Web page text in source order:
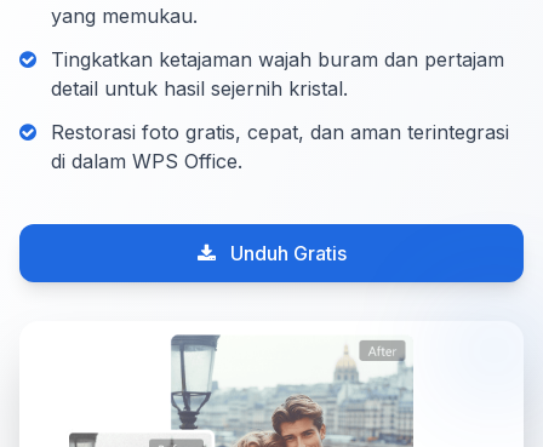
yang memukau.
Tingkatkan ketajaman wajah buram dan pertajam
detail untuk hasil sejernih kristal.
Restorasi foto gratis, cepat, dan aman terintegrasi
di dalam WPS Office.
Unduh Gratis